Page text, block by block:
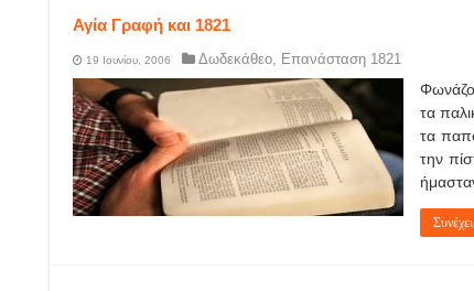
Αγία Γραφή και 1821
19 Ιουνίου, 2006 Δωδεκάθεο, Επανάσταση 1821
τα
τα
την